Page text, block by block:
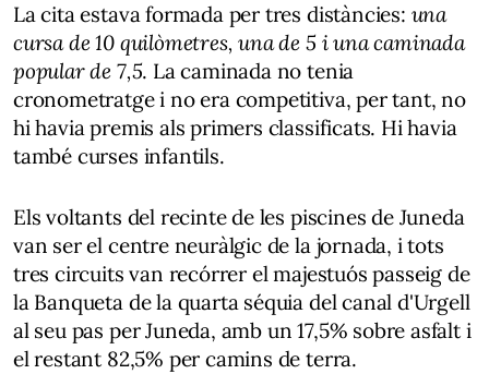
La cita estava formada per tres distàncies: una
cursa de 10 quilòmetres, una de 5 i una caminada
popular de 7,5. La caminada no tenia
cronometratge i no era competitiva, per tant, no
hi havia premis als primers classificats. Hi havia
també curses infantils.
Els voltants del recinte de les piscines de Juneda
van ser el centre neuràlgic de la jornada, i tots
tres circuits van recórrer el majestuós passeig de
la Banqueta de la quarta séquia del canal d'Urgell
al seu pas per Juneda, amb un 17,5% sobre asfalt i
el restant 82,5% per camins de terra.